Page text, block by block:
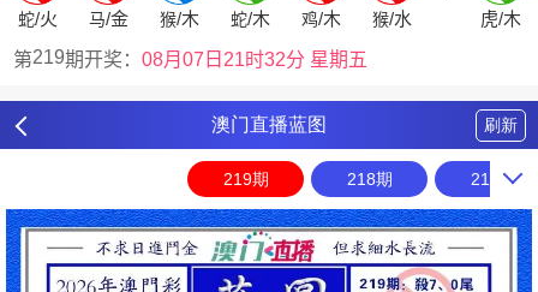
澳门直播蓝图 刷新
219期 218期 217期